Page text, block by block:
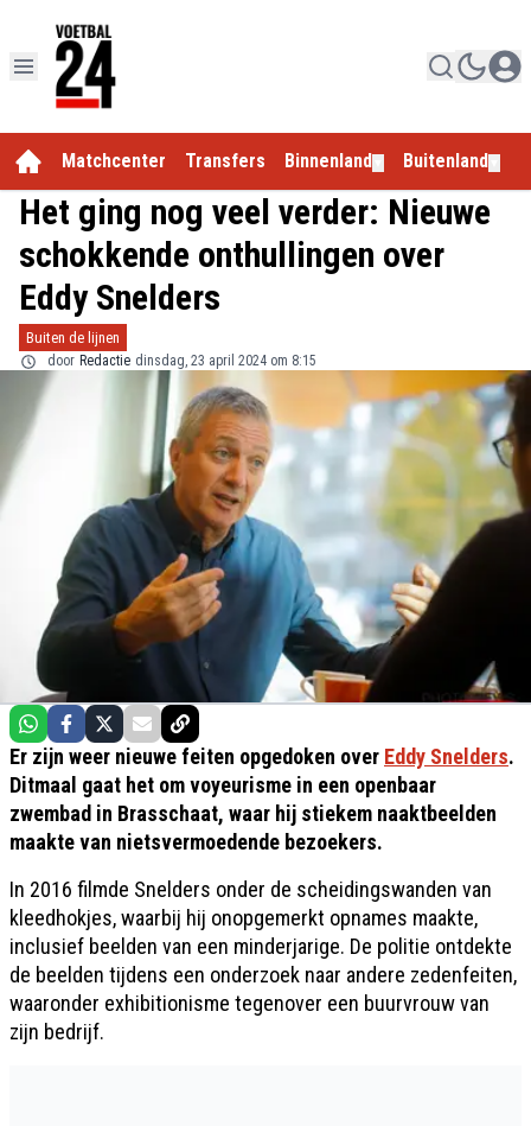
Matchcenter Transfers Binnenland Buitenland
Het ging nog veel verder: Nieuwe
schokkende onthullingen over
Eddy Snelders
Buiten de lijnen
door Redactie dinsdag, 23 april 2024 om 8:15
Er zijn weer nieuwe feiten opgedoken over Eddy Snelders.
Ditmaal gaat het om voyeurisme in een openbaar
zwembad in Brasschaat, waar hij stiekem naaktbeelden
maakte van nietsvermoedende bezoekers.
In 2016 filmde Snelders onder de scheidingswanden van
kleedhokjes, waarbij hij onopgemerkt opnames maakte,
inclusief beelden van een minderjarige. De politie ontdekte
de beelden tijdens een onderzoek naar andere zedenfeiten,
waaronder exhibitionisme tegenover een buurvrouw van
zijn bedrijf.